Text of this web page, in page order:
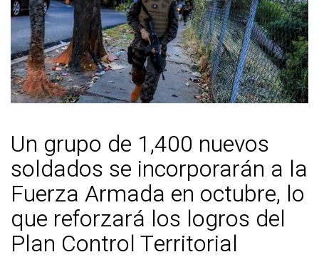
Un grupo de 1,400 nuevos
soldados se incorporarán a la
Fuerza Armada en octubre, lo
que reforzará los logros del
Plan Control Territorial